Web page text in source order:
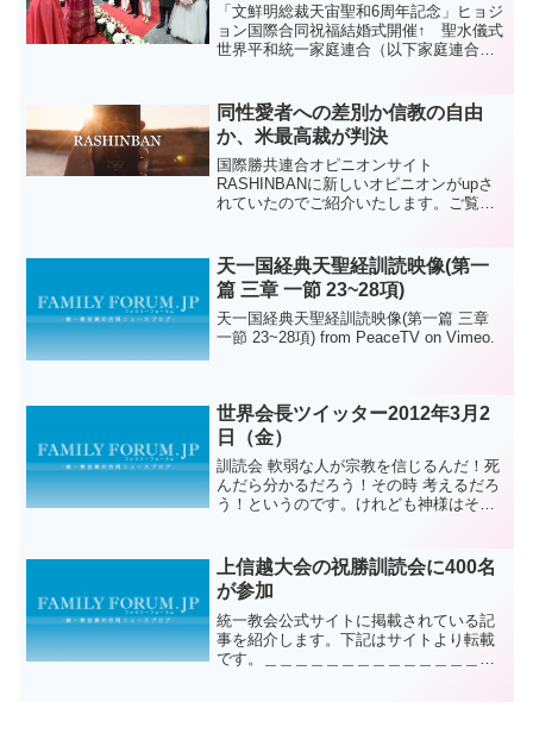
「文鮮明総裁天宙聖和6周年記念」ヒョジ
ョン国際合同祝福結婚式開催↑ 聖水儀式
世界平和統一家庭連合（以下家庭連合）
文鮮明総裁天宙聖和6周年記念聖和祝祭と
ヒョジョン国...
同性愛者への差別か信教の自由
か、米最高裁が判決
国際勝共連合オピニオンサイト
RASHINBANに新しいオピニオンがupさ
れていたのでご紹介いたします。ご覧く
日、連邦最高裁判所は判決を下しまし
た。米コロラド州でケーキ...
天一国経典天聖経訓読映像(第一
篇 三章 一節 23~28項)
天一国経典天聖経訓読映像(第一篇 三章
一節 23~28項) from PeaceTV on Vimeo.
世界会長ツイッター2012年3月2
日（金）
訓読会 軟弱な人が宗教を信じるんだ！死
んだら分かるだろう！その時 考えるだろ
う！というのです。けれども神様はその
方に行かないように目を取り除いてしま
うのが神様の愛なの...
上信越大会の祝勝訓読会に400名
が参加
統一教会公式サイトに掲載されている記
事を紹介します。下記はサイトより転載
です。＿＿＿＿＿＿＿＿＿＿＿＿＿＿＿